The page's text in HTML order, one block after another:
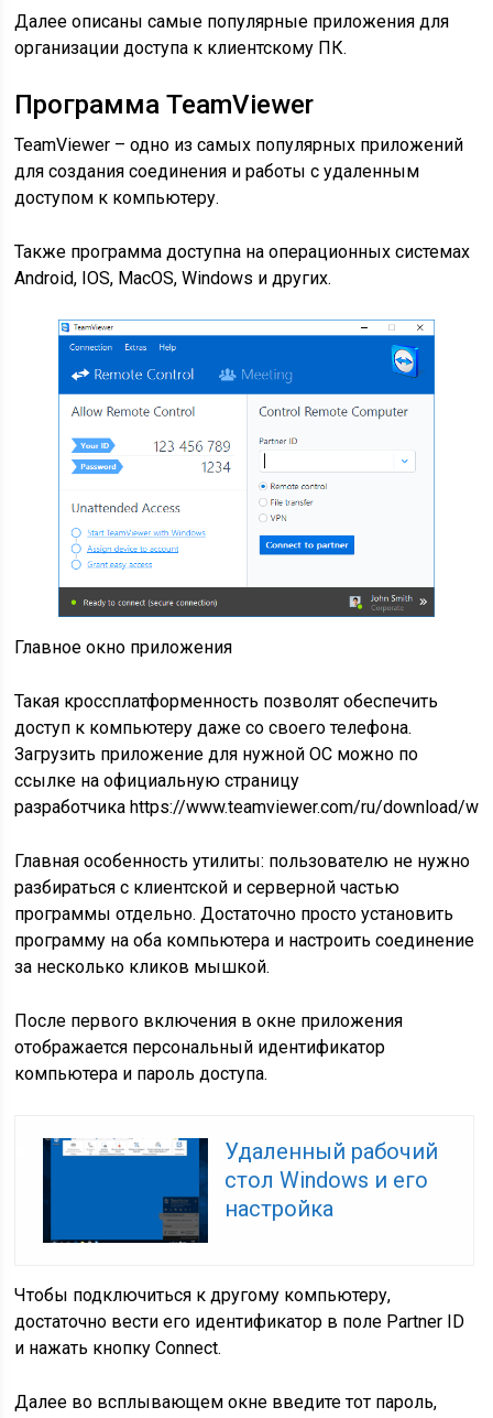
Далее описаны самые популярные приложения для
организации доступа к клиентскому ПК.
Программа TeamViewer
TeamViewer – одно из самых популярных приложений
для создания соединения и работы с удаленным
доступом к компьютеру.
Также программа доступна на операционных системах
Android, IOS, MacOS, Windows и других.
Главное окно приложения
Такая кроссплатформенность позволят обеспечить
доступ к компьютеру даже со своего телефона.
Загрузить приложение для нужной ОС можно по
ссылке на официальную страницу
разработчика https://www.teamviewer.com/ru/download/
Главная особенность утилиты: пользователю не нужно
разбираться с клиентской и серверной частью
программы отдельно. Достаточно просто установить
программу на оба компьютера и настроить соединение
за несколько кликов мышкой.
После первого включения в окне приложения
отображается персональный идентификатор
компьютера и пароль доступа.
Удаленный рабочий
стол Windows и его
настройка
Чтобы подключиться к другому компьютеру,
достаточно вести его идентификатор в поле Partner ID
и нажать кнопку Connect.
Далее во всплывающем окне введите тот пароль,